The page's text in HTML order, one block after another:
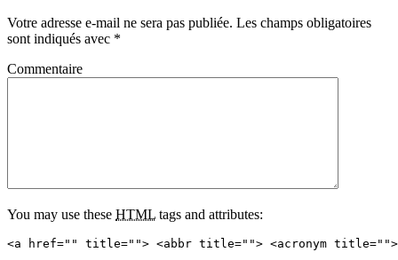
Votre adresse e-mail ne sera pas publiée. Les champs obligatoires
sont indiqués avec *
Commentaire
You may use these HTML tags and attributes:
<a href="" title=""> <abbr title=""> <acronym title="">